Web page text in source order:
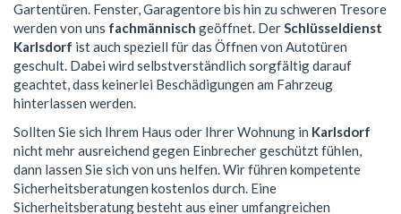
Gartentüren. Fenster, Garagentore bis hin zu schweren Tresore
werden von uns fachmännisch geöffnet. DerSchlüsseldienst
Karlsdorf ist auch speziell für das Öffnen von Autotüren
geschult. Dabei wird selbstverständlich sorgfältig darauf
geachtet, dass keinerlei Beschädigungen am Fahrzeug
hinterlassen werden.
Sollten Sie sich Ihrem Haus oder Ihrer Wohnung in Karlsdorf
nicht mehr ausreichend gegen Einbrecher geschützt fühlen,
dann lassen Sie sich von uns helfen. Wir führen kompetente
Sicherheitsberatungen kostenlos durch. Eine
Sicherheitsberatung besteht aus einer umfangreichen